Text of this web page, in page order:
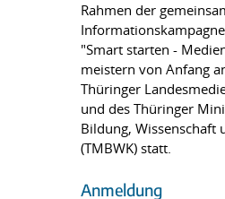
Rahmen der
"Smart starten -
meistern von Anfang
Thüringer
und des Thüringer
Bildung, Wissenschaft
(TMBWK) statt.
Anmeldung